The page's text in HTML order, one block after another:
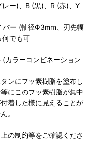
、B (黒)、R (赤)、Y
(軸径Φ3mm、刃先幅
何でも可
カラーコンビネーション
ンにフッ素樹脂を塗布し
にこのフッ素樹脂が集中
着した様に見えることが
。
の制約等をご確認くださ